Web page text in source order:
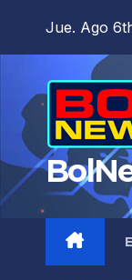
Jue. Ago